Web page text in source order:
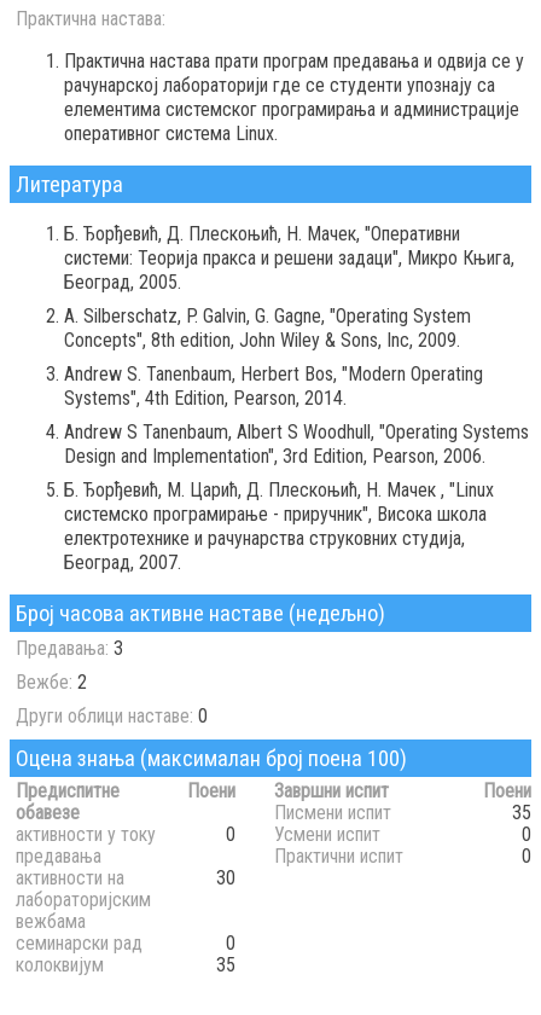
Практична настава:
Практична настава прати програм предавања и одвија се у
рачунарској лаборатoрији где се студенти упознају са
елементима системског програмирања и администрације
оперативног система Linux.
Литература
Б. Ђорђевић, Д. Плескоњић, Н. Мачек, "Оперативни
системи: Теорија пракса и решени задаци", Микро Књига,
Београд, 2005.
А. Silberschatz, P. Galvin, G. Gagne, "Operating System
Concepts", 8th edition, John Wiley & Sons, Inc, 2009.
Andrew S. Tanenbaum, Herbert Bos, "Modern Operating
Systems", 4th Edition, Pearson, 2014.
Andrew S Tanenbaum, Albert S Woodhull, "Operating Systems
Design and Implementation", 3rd Edition, Pearson, 2006.
Б. Ђорђевић, М. Царић, Д. Плескоњић, Н. Мачек , "Linux
системско програмирање - приручник", Висока школа
електротехнике и рачунарства струковних студија,
Београд, 2007.
Број часова активне наставе (недељно)
Предавања: 3
Вежбе: 2
Други облици наставе: 0
Оцена знања (максималан број поена 100)
Предиспитне
обавезе
Поени
активности у току
предавања
0
активности на
лабораторијским
вежбама
30
семинарски рад
0
колоквијум
35
Завршни испит
Поени
Писмени испит
35
Усмени испит
0
Практични испит
0